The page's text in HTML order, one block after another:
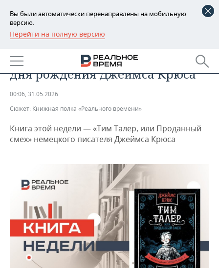
Вы были автоматически перенаправлены на мобильную
версию.
Перейти на полную версию
РЕГИОНЫ
БАШКОРТОСТАН
ТАТАРСТАН
НОВОСТИ
АНАЛИТИКА
ДЕКЛАРАЦИИ О ДОХОДАХ
КОМУ ПРИНАДЛЕЖАТ
ТОРГОВЫЕ ЦЕНТРЫ
ТАТАРСТАНА
НОВОСТИ ЭКОНОМИКИ
БЮДЖЕТ
ИНВЕСТИЦИИ
ПРОМЫШЛЕННОСТЬ
МАШИНОСТРОЕНИЕ
НЕФТЕХИМИЯ
НЕФТЬ
НОВОСТИ НЕДВИЖИМОСТИ
НОВОСТИ АВТО
БИЗНЕС
НОВОСТИ БИЗНЕСА
РОЗНИЧНАЯ ТОРГОВЛЯ
ТРАНСПОРТ
ТЕХНОЛОГИИ
НОВОСТИ ТЕХНОЛОГИЙ
МЕРОПРИЯТИЯ
НОВОСТИ МЕРОПРИЯТИЙ
СПОРТ
Детский «Фауст»: к столетию со
дня рождения Джеймса Крюса
00:06, 31.05.2026
Сюжет: Книжная полка «Реального времени»
Книга этой недели — «Тим Талер, или Проданный
смех» немецкого писателя Джеймса Крюса